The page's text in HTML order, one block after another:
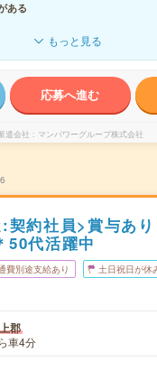
ある
もっと見る
応募へ進む
遣会社 マンパワーグループ株式会社
契約社員>賞与あ
50代活躍中
費別途支給あり 土日祝日が休
郡
車4分